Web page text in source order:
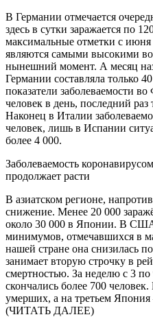
В Германии отмечается
здесь в сутки заражается по
максимальные отметки с
являются самыми высокими
нынешний момент. А месяц
Германии составляла только
показатели заболеваемости
человек в день, последний
Наконец в Италии
человек, лишь в Испании
более 4 000.
Заболеваемость
продолжает расти
В азиатском регионе,
снижение. Менее 20 000
около 30 000 в Японии. В США
минимумов, отмечавшихся в
нашей стране она снизилась
занимает вторую строчку в
смертностью. За неделю с 3
скончались более 700
умерших, а на третьем
(ЧИТАТЬ ДАЛЕЕ)